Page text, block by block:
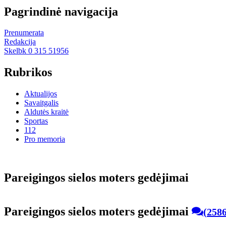
Pagrindinė navigacija
Prenumerata
Redakcija
Skelbk 0 315 51956
Rubrikos
Aktualijos
Savaitgalis
Aldutės kraitė
Sportas
112
Pro memoria
Pa­rei­gin­gos sie­los mo­ters ge­dė­ji­mai
Pa­rei­gin­gos sie­los mo­ters ge­dė­ji­mai